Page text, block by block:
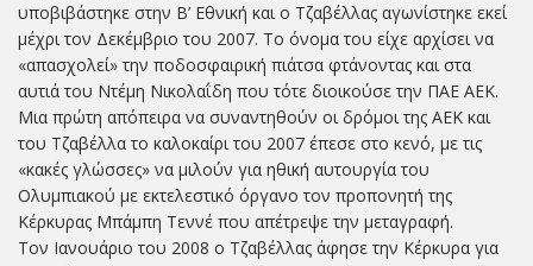
υποβιβάστηκε στην Β’ Εθνική και ο Τζαβέλλας αγωνίστηκε εκεί
μέχρι τον Δεκέμβριο του 2007. Το όνομα του είχε αρχίσει να
«απασχολεί» την ποδοσφαιρική πιάτσα φτάνοντας και στα
αυτιά του Ντέμη Νικολαΐδη που τότε διοικούσε την ΠΑΕ ΑΕΚ.
Μια πρώτη απόπειρα να συναντηθούν οι δρόμοι της ΑΕΚ και
του Τζαβέλλα το καλοκαίρι του 2007 έπεσε στο κενό, με τις
«κακές γλώσσες» να μιλούν για ηθική αυτουργία του
Ολυμπιακού με εκτελεστικό όργανο τον προπονητή της
Κέρκυρας Μπάμπη Τεννέ που απέτρεψε την μεταγραφή.
Τον Ιανουάριο του 2008 ο Τζαβέλλας άφησε την Κέρκυρα για